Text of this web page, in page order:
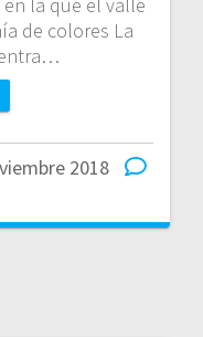
de colores La
2018